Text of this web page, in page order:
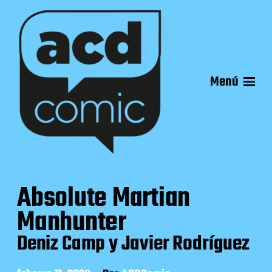
Menú
Absolute Martian
Manhunter
Deniz Camp y Javier Rodríguez